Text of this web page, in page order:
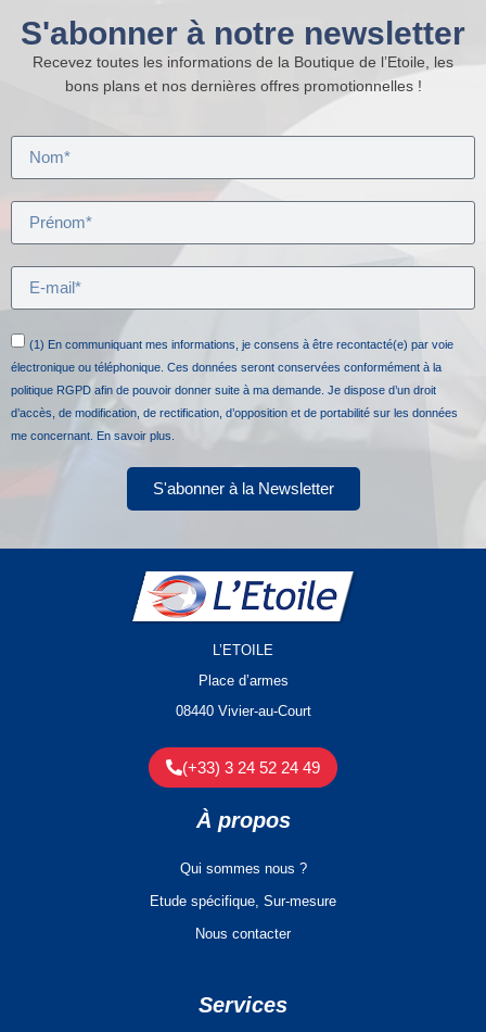
S'abonner à notre newsletter
Recevez toutes les informations de la Boutique de l’Etoile, les
bons plans et nos dernières offres promotionnelles !
(1) En communiquant mes informations, je consens à être recontacté(e) par voie
électronique ou téléphonique. Ces données seront conservées conformément à la
politique RGPD afin de pouvoir donner suite à ma demande. Je dispose d’un droit
d’accès, de modification, de rectification, d’opposition et de portabilité sur les données
me concernant. En savoir plus.
S'abonner à la Newsletter
L’ETOILE
Place d’armes
08440 Vivier-au-Court
(+33) 3 24 52 24 49
À propos
Qui sommes nous ?
Etude spécifique, Sur-mesure
Nous contacter
Services